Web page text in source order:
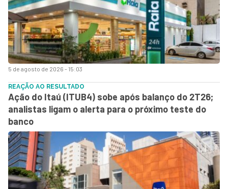
5 de agosto de 2026 - 15:03
REAÇÃO AO RESULTADO
Ação do Itaú (ITUB4) sobe após balanço do 2T26;
analistas ligam o alerta para o próximo teste do
banco